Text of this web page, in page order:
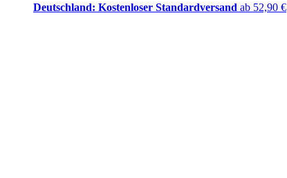
Deutschland: Kostenloser Standardversand ab 52,90 €